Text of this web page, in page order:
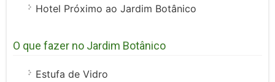
Hotel Próximo ao Jardim Botânico
O que fazer no Jardim Botânico
Estufa de Vidro